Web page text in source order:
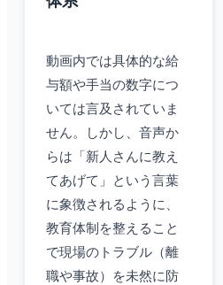
動画内では具体的な給
与額や手当の数字につ
いては言及されていま
せん。しかし、音声か
らは「新人さんに教え
てあげて」という言葉
に象徴されるように、
教育体制を整えること
で現場のトラブル（離
職や事故）を未然に防